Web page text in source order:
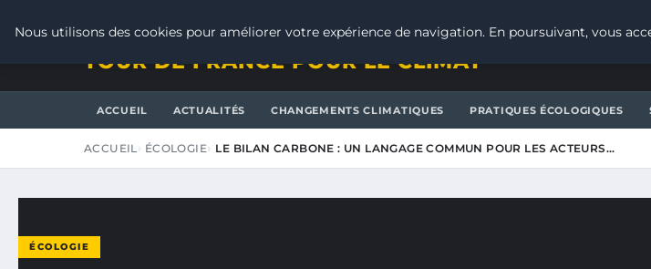
TOUR DE FRANCE POUR LE CLIMAT
ACCUEIL ACTUALITÉS CHANGEMENTS CLIMATIQUES PRATIQUES ÉCOLOGIQUES
ACCUEIL ÉCOLOGIE LE BILAN CARBONE : UN LANGAGE COMMUN POUR LES ACTEURS…
ÉCOLOGIE
Nous utilisons des cookies pour améliorer votre expérience de navigation. En poursuivant, vous